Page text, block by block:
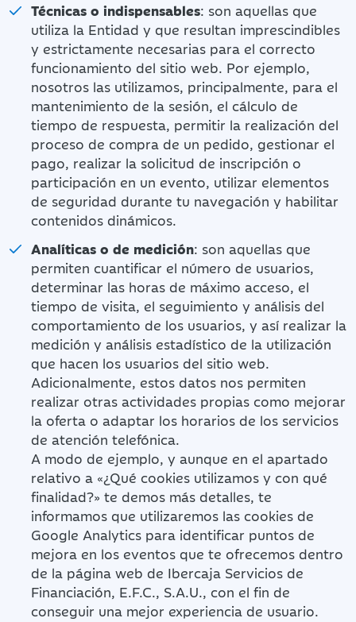
Técnicas o indispensables: son aquellas que
utiliza la Entidad y que resultan imprescindibles
y estrictamente necesarias para el correcto
funcionamiento del sitio web. Por ejemplo,
nosotros las utilizamos, principalmente, para el
mantenimiento de la sesión, el cálculo de
tiempo de respuesta, permitir la realización del
proceso de compra de un pedido, gestionar el
pago, realizar la solicitud de inscripción o
participación en un evento, utilizar elementos
de seguridad durante tu navegación y habilitar
contenidos dinámicos.
Analíticas o de medición: son aquellas que
permiten cuantificar el número de usuarios,
determinar las horas de máximo acceso, el
tiempo de visita, el seguimiento y análisis del
comportamiento de los usuarios, y así realizar la
medición y análisis estadístico de la utilización
que hacen los usuarios del sitio web.
Adicionalmente, estos datos nos permiten
realizar otras actividades propias como mejorar
la oferta o adaptar los horarios de los servicios
de atención telefónica.
A modo de ejemplo, y aunque en el apartado
relativo a «¿Qué cookies utilizamos y con qué
finalidad?» te demos más detalles, te
informamos que utilizaremos las cookies de
Google Analytics para identificar puntos de
mejora en los eventos que te ofrecemos dentro
de la página web de Ibercaja Servicios de
Financiación, E.F.C., S.A.U., con el fin de
conseguir una mejor experiencia de usuario.